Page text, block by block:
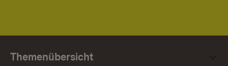
Themenübersicht